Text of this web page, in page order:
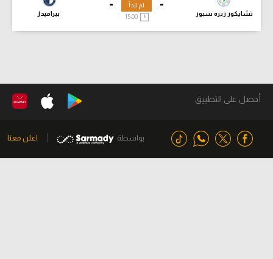
-
تشايكور ريزه سبور
-
بيراميدز
لم تبدأ
15:00
أحصل على التطبيق
بواسطة اعلن معنا